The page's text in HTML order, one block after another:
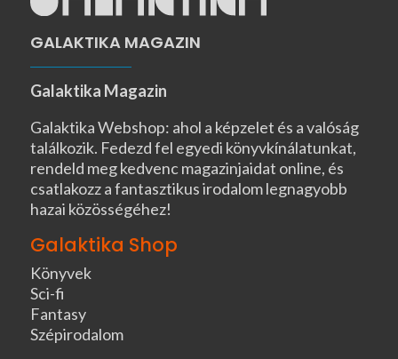
GALAKTIKA MAGAZIN
Galaktika Magazin
Galaktika Webshop: ahol a képzelet és a valóság
találkozik. Fedezd fel egyedi könyvkínálatunkat,
rendeld meg kedvenc magazinjaidat online, és
csatlakozz a fantasztikus irodalom legnagyobb
hazai közösségéhez!
Galaktika Shop
Könyvek
Sci-fi
Fantasy
Szépirodalom